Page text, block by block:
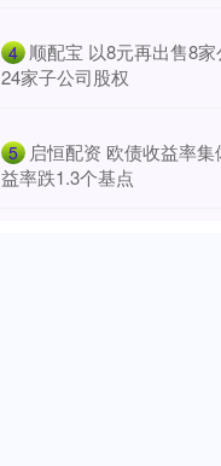
4 顺配宝 以8元再出售8
24家子公司股权
5 启恒配资 欧债收益率
益率跌1.3个基点